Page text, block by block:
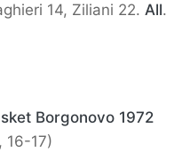
14, Ziliani 22. All.
Borgonovo 1972
16-17)